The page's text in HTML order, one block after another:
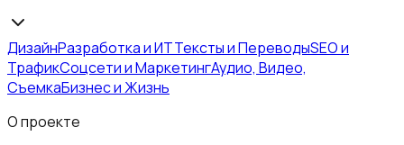
ДизайнРазработка и ИТТексты и ПереводыSEO и
ТрафикСоцсети и МаркетингАудио, Видео,
СъемкаБизнес и Жизнь
О проекте